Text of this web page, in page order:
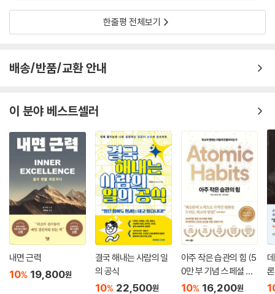
기 때문에 꾸준할 수가 있다. 쉬운 선택이 함부로 당신을 넘보지 못하게 하
라! 불편한 선택을 피하지 말라! 어려운 선택을 통해 급진적인 변화를 바라
바라기에 지키지 못할 목표들을 세우고, 그것을 지키지 못한 스스로를 한
심하게 여기고 힘들어한다. 저자 역시 다르지 않았다. 모든 일에는 순서가
있기 마련인데, 그 사실을 잊고 다급한 마음에 준비 운동도 없이 무작정 달
리기 시작한다. 저자는 ‘절박한 목표인데 도대체 나는 왜 실천하지 않은지’
스스로에게 물었다. 작가가 찾은 답은 ‘목적’, 즉 ‘왜’가 빠졌음을 깨달았다.
저자는 말한다. “생산자의 삶으로 변화하려면 목적과 목표를 구분할 줄 알
아야 한다. 무엇보다 삶의 큰 방향인 목적이 무엇인지를 명확히 아는 것이
중요하다”고.
저자가 생산자로 가는 길에 가장 유효했던 툴은 바로 ‘OGSM(Objectiv
e, Goal, Strategy, Measure 목적, 목표, 전략, 측정 전략 모델)’이었다.
한줄평 전체보기
배송/반품/교환 안내
이 분야 베스트셀러
내면 근력
10% 19,800원
결국 해내는 사람의 일
의 공식
10% 22,500원
아주 작은 습관의 힘 (5
0만 부 기념 스페셜 에
디션)
10% 16,200원